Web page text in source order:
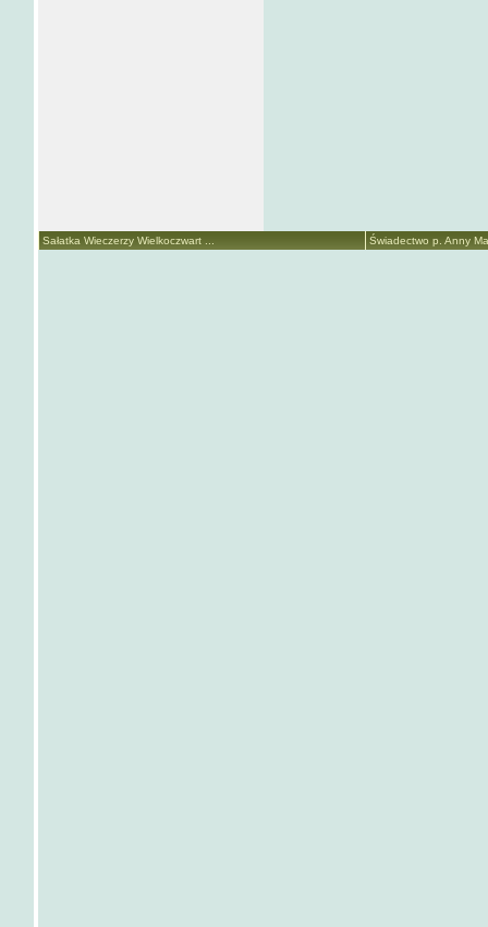
Sałatka Wieczerzy Wielkoczwart ... Świadectwo p. Anny